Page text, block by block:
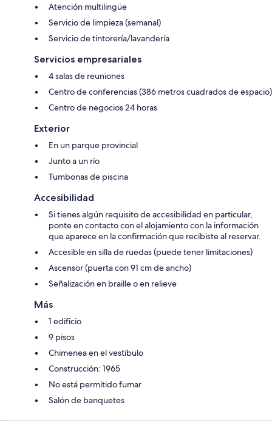
Atención multilingüe
Servicio de limpieza (semanal)
Servicio de tintorería/lavandería
Servicios empresariales
4 salas de reuniones
Centro de conferencias (386 metros cuadrados de espacio)
Centro de negocios 24 horas
Exterior
En un parque provincial
Junto a un río
Tumbonas de piscina
Accesibilidad
Si tienes algún requisito de accesibilidad en particular,
ponte en contacto con el alojamiento con la información
que aparece en la confirmación que recibiste al reservar.
Accesible en silla de ruedas (puede tener limitaciones)
Ascensor (puerta con 91 cm de ancho)
Señalización en braille o en relieve
Más
1 edificio
9 pisos
Chimenea en el vestíbulo
Construcción: 1965
No está permitido fumar
Salón de banquetes